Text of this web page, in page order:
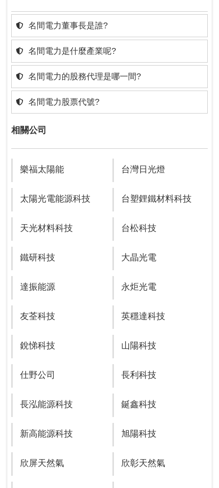
名間電力董事長是誰?
名間電力是什麼產業呢?
名間電力的股務代理是哪一間?
名間電力股票代號?
相關公司
樂福太陽能 台灣日光燈
太陽光電能源科技 台塑鋰鐵材料科技
天光材料科技 台松科技
鐵研科技 大晶光電
達振能源 永炬光電
友荃科技 英穩達科技
銳悌科技 山陽科技
仕野公司 長利科技
長泓能源科技 鋋鑫科技
新高能源科技 旭陽科技
欣屏天然氣 欣彰天然氣